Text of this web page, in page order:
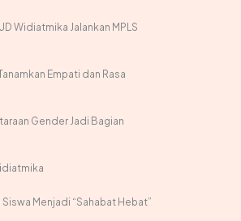
Widiatmika Jalankan MPLS
Empati dan Rasa
Gender Jadi Bagian
Menjadi “Sahabat Hebat”